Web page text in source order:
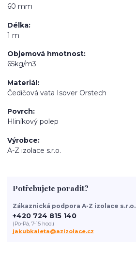
60 mm
Délka
1 m
Objemová hmotnost
65kg/m3
Materiál
Čedičová vata Isover Orstech
Povrch
Hliníkový polep
Výrobce
A-Z izolace s.r.o.
Potřebujete poradit?
Zákaznická podpora A-Z izolace s.r.o.
+420 724 815 140
(Po-Pá, 7-15 hod.)
jakubkaleta@azizolace.cz